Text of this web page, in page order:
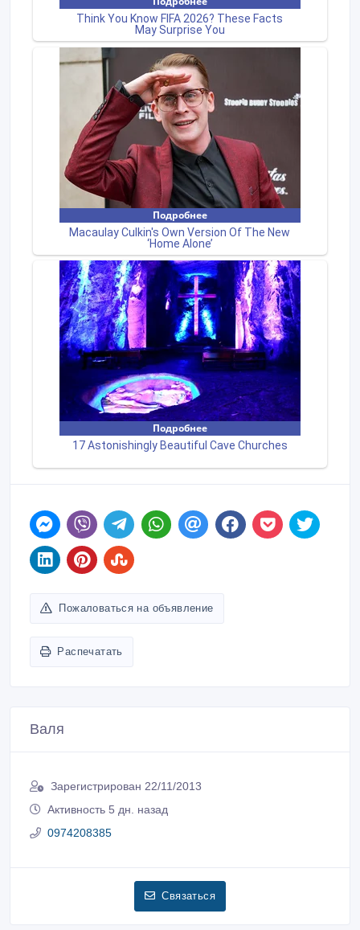
Пожаловаться на объявление
Распечатать
Валя
Зарегистрирован 22/11/2013
Активность 5 дн. назад
0974208385
Связаться